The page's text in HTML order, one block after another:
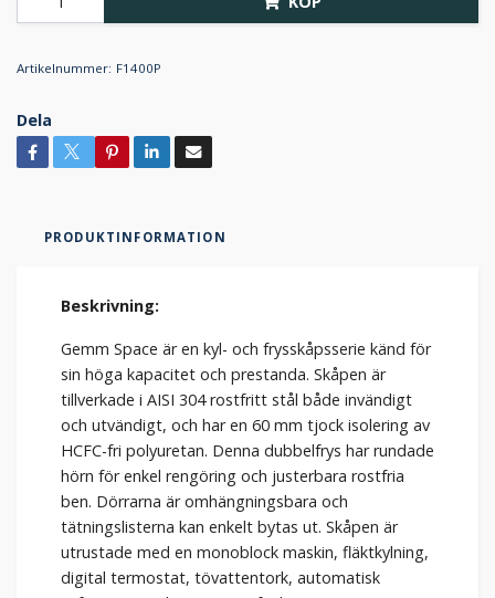
Artikelnummer: F1400P
Dela
PRODUKTINFORMATION
Beskrivning:
Gemm Space är en kyl- och frysskåpsserie känd för
sin höga kapacitet och prestanda. Skåpen är
tillverkade i AISI 304 rostfritt stål både invändigt
och utvändigt, och har en 60 mm tjock isolering av
HCFC-fri polyuretan. Denna dubbelfrys har rundade
hörn för enkel rengöring och justerbara rostfria
ben. Dörrarna är omhängningsbara och
tätningslisterna kan enkelt bytas ut. Skåpen är
utrustade med en monoblock maskin, fläktkylning,
digital termostat, tövattentork, automatisk